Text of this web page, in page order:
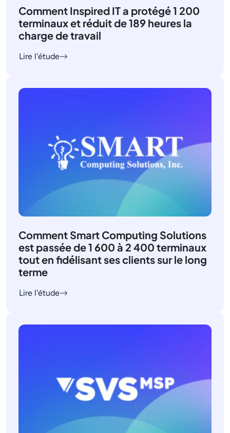
Comment Inspired IT a protégé 1 200
terminaux et réduit de 189 heures la
charge de travail
Lire l'étude
Comment Smart Computing Solutions
est passée de 1 600 à 2 400 terminaux
tout en fidélisant ses clients sur le long
terme
Lire l'étude